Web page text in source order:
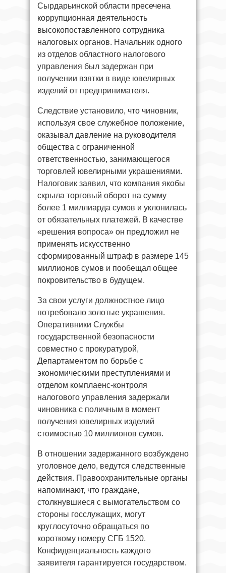
Сырдарьинской области пресечена
коррупционная деятельность
высокопоставленного сотрудника
налоговых органов. Начальник одного
из отделов областного налогового
управления был задержан при
получении взятки в виде ювелирных
изделий от предпринимателя.
Следствие установило, что чиновник,
используя свое служебное положение,
оказывал давление на руководителя
общества с ограниченной
ответственностью, занимающегося
торговлей ювелирными украшениями.
Налоговик заявил, что компания якобы
скрыла торговый оборот на сумму
более 1 миллиарда сумов и уклонилась
от обязательных платежей. В качестве
«решения вопроса» он предложил не
применять искусственно
сформированный штраф в размере 145
миллионов сумов и пообещал общее
покровительство в будущем.
За свои услуги должностное лицо
потребовало золотые украшения.
Оперативники Службы
государственной безопасности
совместно с прокуратурой,
Департаментом по борьбе с
экономическими преступлениями и
отделом комплаенс-контроля
налогового управления задержали
чиновника с поличным в момент
получения ювелирных изделий
стоимостью 10 миллионов сумов.
В отношении задержанного возбуждено
уголовное дело, ведутся следственные
действия. Правоохранительные органы
напоминают, что граждане,
столкнувшиеся с вымогательством со
стороны госслужащих, могут
круглосуточно обращаться по
короткому номеру СГБ 1520.
Конфиденциальность каждого
заявителя гарантируется государством.